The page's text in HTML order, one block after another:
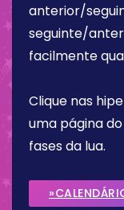
anterior/
seguinte/
facilmente
Clique nas
uma página
fases da lua.